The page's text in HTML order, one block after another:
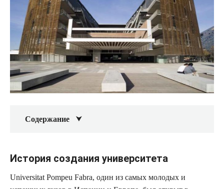
Содержание
История создания университета
Universitat Pompeu Fabra, один из самых молодых и